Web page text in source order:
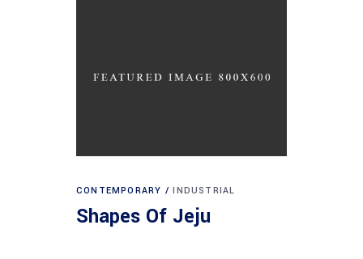
CONTEMPORARY INDUSTRIAL
Shapes Of Jeju